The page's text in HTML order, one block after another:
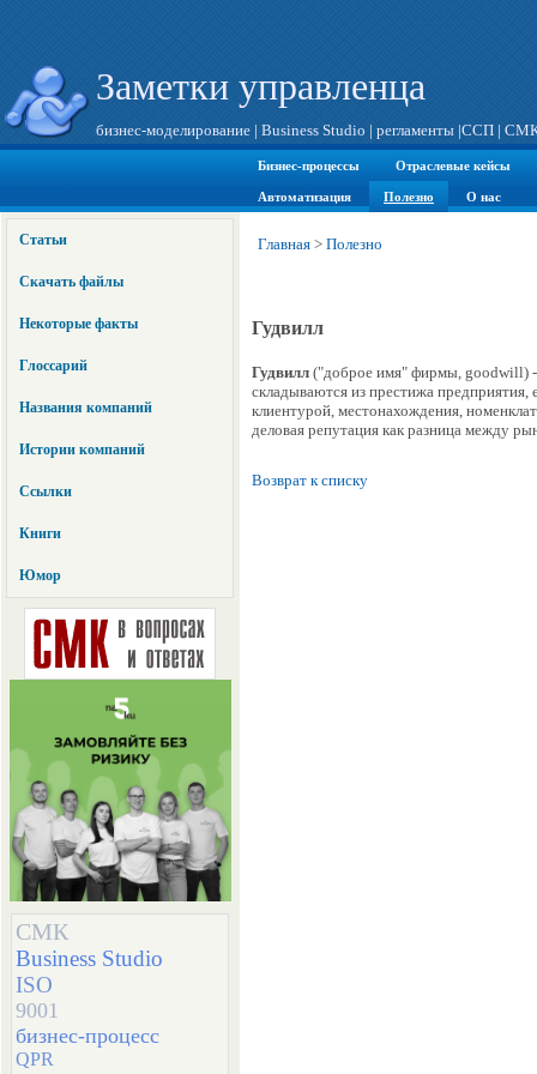
Заметки управленца
бизнес-моделирование | Business Studio | регламенты |ССП |
Бизнес-процессы Отраслевые кейсы
Автоматизация Полезно О нас
Статьи
Скачать файлы
Некоторые факты
Глоссарий
Названия компаний
Истории компаний
Ссылки
Книги
Юмор
СМК
Business Studio
ISO
9001
бизнес-процесс
QPR
Главная > Полезно
Гудвилл
Гудвилл ("доброе имя" фирмы, goodwill) -
складываются из престижа
клиентурой, местонахождения,
деловая репутация как разница между
Возврат к списку